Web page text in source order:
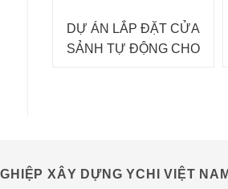
DỰ ÁN LẮP ĐẶT CỬA
SẢNH TỰ ĐỘNG CHO
XÂY DỰNG YCHI VIỆT NAM